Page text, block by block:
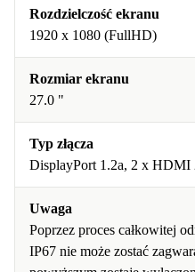
Rozdzielczość ekranu
1920 x 1080 (FullHD)
Rozmiar ekranu
27.0 "
Typ złącza
DisplayPort 1.2a, 2 x HDMI
Uwaga
Poprzez proces całkowitej
IP67 nie może zostać